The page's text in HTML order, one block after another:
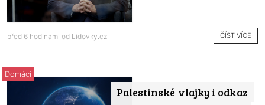
před 6 hodinami od Lidovky.cz ČÍST VÍCE
Palestinské vlajky i odkaz
Domácí